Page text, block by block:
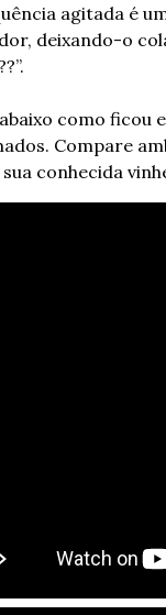
agitada é
deixando-o
como ficou
Compare
conhecida